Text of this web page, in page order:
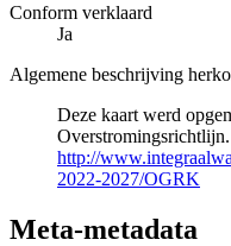
Conform verklaard
Ja
Algemene beschrijving
Deze kaart werd
Overstromingsrichtlijn.
http://
2022-2027/OGRK
Meta-metadata